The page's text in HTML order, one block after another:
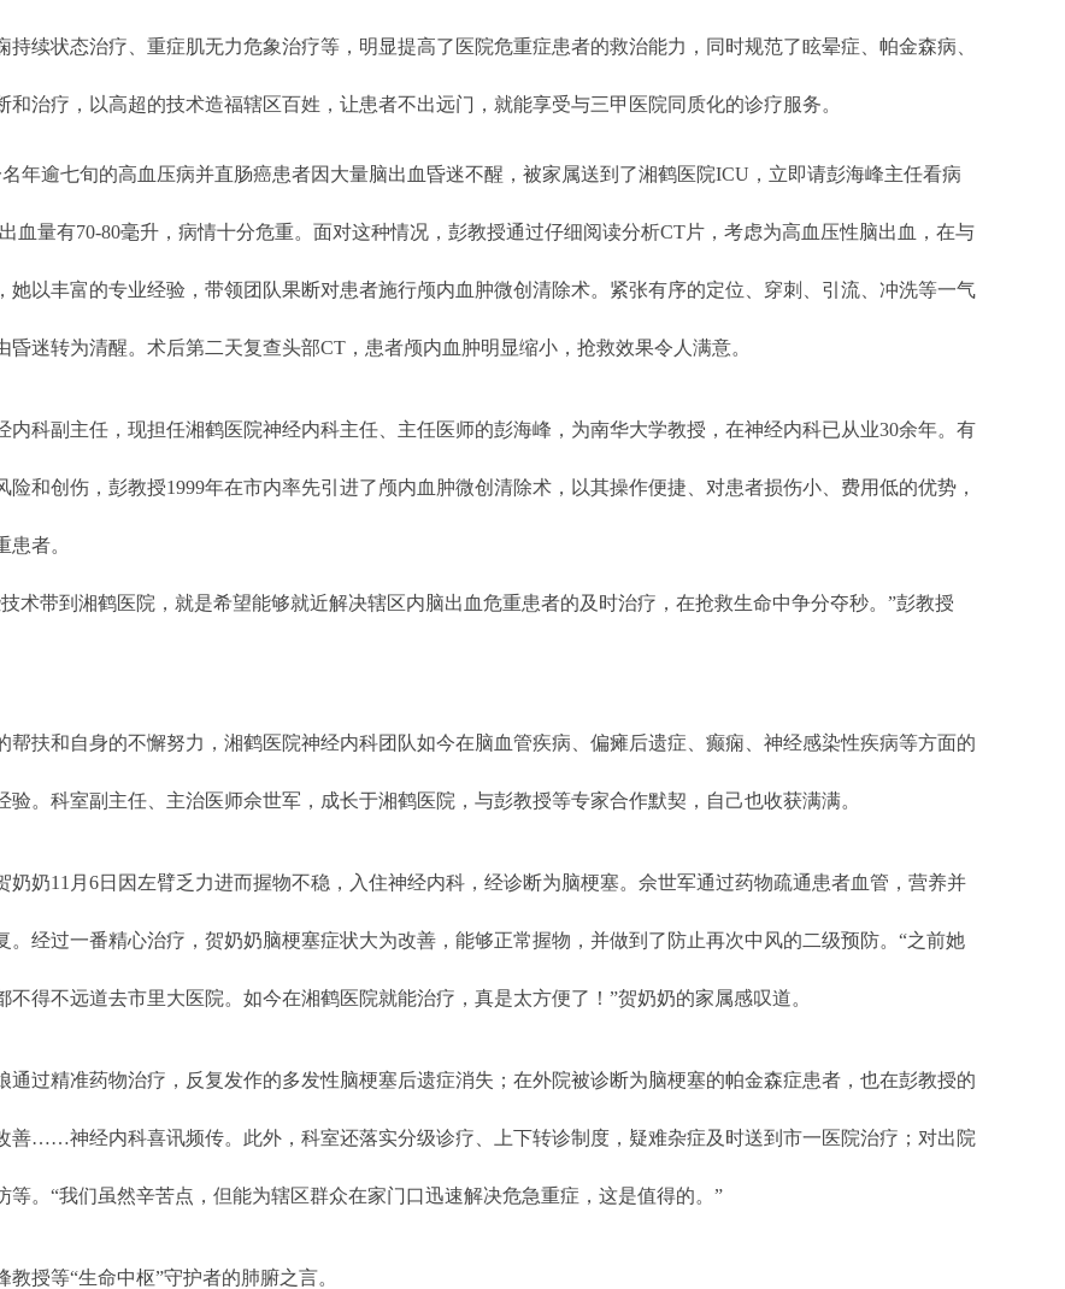
持续状态治疗、重症肌无力危象治疗等，明显提高了医院危重症患者的救治能力，同时规范了眩晕症、帕金森病、
和治疗，以高超的技术造福辖区百姓，让患者不出远门，就能享受与三甲医院同质化的诊疗服务。
逾七旬的高血压病并直肠癌患者因大量脑出血昏迷不醒，被家属送到了湘鹤医院ICU，立即请彭海峰主任看病
血量有70-80毫升，病情十分危重。面对这种情况，彭教授通过仔细阅读分析CT片，考虑为高血压性脑出血，在与
她以丰富的专业经验，带领团队果断对患者施行颅内血肿微创清除术。紧张有序的定位、穿刺、引流、冲洗等一气
昏迷转为清醒。术后第二天复查头部CT，患者颅内血肿明显缩小，抢救效果令人满意。
副主任，现担任湘鹤医院神经内科主任、主任医师的彭海峰，为南华大学教授，在神经内科已从业30余年。有
险和创伤，彭教授1999年在市内率先引进了颅内血肿微创清除术，以其操作便捷、对患者损伤小、费用低的优势，
患者。
带到湘鹤医院，就是希望能够就近解决辖区内脑出血危重患者的及时治疗，在抢救生命中争分夺秒。”彭教授
扶和自身的不懈努力，湘鹤医院神经内科团队如今在脑血管疾病、偏瘫后遗症、癫痫、神经感染性疾病等方面的
验。科室副主任、主治医师佘世军，成长于湘鹤医院，与彭教授等专家合作默契，自己也收获满满。
奶11月6日因左臂乏力进而握物不稳，入住神经内科，经诊断为脑梗塞。佘世军通过药物疏通患者血管，营养并
。经过一番精心治疗，贺奶奶脑梗塞症状大为改善，能够正常握物，并做到了防止再次中风的二级预防。“之前她
不得不远道去市里大医院。如今在湘鹤医院就能治疗，真是太方便了！”贺奶奶的家属感叹道。
过精准药物治疗，反复发作的多发性脑梗塞后遗症消失；在外院被诊断为脑梗塞的帕金森症患者，也在彭教授的
善……神经内科喜讯频传。此外，科室还落实分级诊疗、上下转诊制度，疑难杂症及时送到市一医院治疗；对出院
等。“我们虽然辛苦点，但能为辖区群众在家门口迅速解决危急重症，这是值得的。”
授等“生命中枢”守护者的肺腑之言。